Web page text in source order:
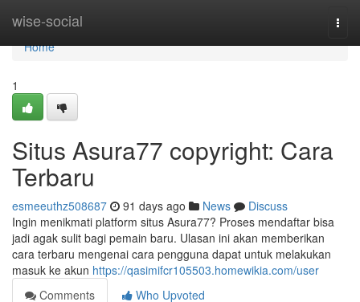
wise-social
Home
Home
1
Situs Asura77 copyright: Cara
Terbaru
esmeeuthz508687 91 days ago News
Discuss
Ingin menikmati platform situs Asura77? Proses mendaftar bisa
jadi agak sulit bagi pemain baru. Ulasan ini akan memberikan
cara terbaru mengenai cara pengguna dapat untuk melakukan
masuk ke akun https://qasimifcr105503.homewikia.com/user
Comments
Who Upvoted